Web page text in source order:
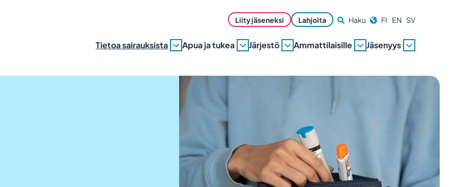
Liity jäseneksi Lahjoita Haku FI EN SV
Tietoa sairauksista Apua ja tukea Järjestö Ammattilaisille Jäsenyys